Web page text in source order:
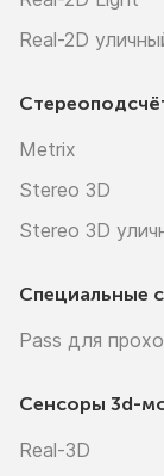
Real-2D
Metrix
Stereo 3D
Stereo 3D
Специальные
Pass для
Сенсоры 3d-
Real-3D